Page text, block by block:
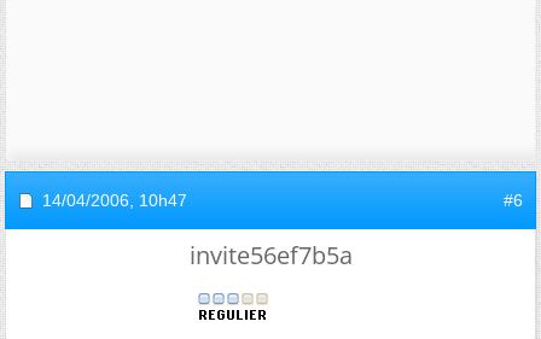
14/04/2006, 10h47 #6
invite56ef7b5a